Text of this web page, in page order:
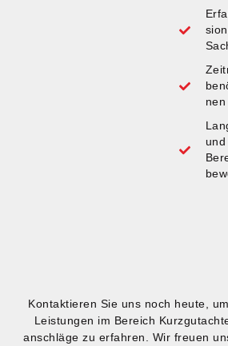
nen
Kon­tak­tie­ren Sie uns noch heu­te,
Leis­tun­gen im Bereich
anschlä­ge zu erfah­ren. Wir freu­en